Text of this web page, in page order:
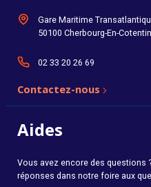
Gare Maritime
50100 Cherbourg-En-Cotentin
02 33 20 26 69
Contactez-nous
Aides
Vous avez encore des questions
réponses dans notre foire aux